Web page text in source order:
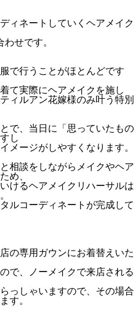
ィネートしていくヘアメイク
せです。
で行うことがほとんどです
て実際にヘアメイクを施し
ィルアン花嫁様のみ叶う特別
で、当日に「思っていたもの
し
メージがしやすくなります。
相談をしながらメイクやヘア
め、
けるヘアメイクリハーサルは
ルコーディネートが完成して
の専用ガウンにお着替えいた
で、ノーメイクで来店される
っしゃいますので、その場合
す。